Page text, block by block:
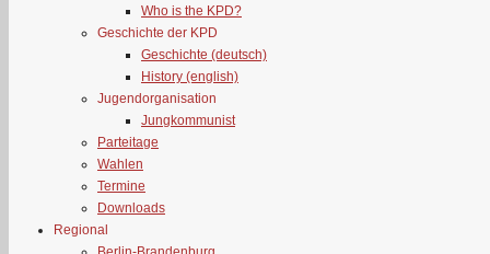
Who is the KPD?
Geschichte der KPD
Geschichte (deutsch)
History (english)
Jugendorganisation
Jungkommunist
Parteitage
Wahlen
Termine
Downloads
Regional